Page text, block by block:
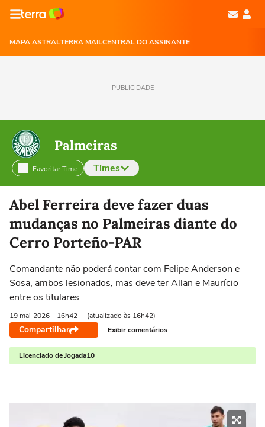
MAPA ASTRALTERRA MAILCENTRAL DO ASSINANTE
PUBLICIDADE
Palmeiras
Favoritar Time Times
Selecione o time para ver as notícias
Abel Ferreira deve fazer duas
mudanças no Palmeiras diante do
Cerro Porteño-PAR
Comandante não poderá contar com Felipe Anderson e
Sosa, ambos lesionados, mas deve ter Allan e Maurício
entre os titulares
19 mai 2026 - 16h42 (atualizado às 16h42)
Compartilhar Exibir comentários
Licenciado de Jogada10